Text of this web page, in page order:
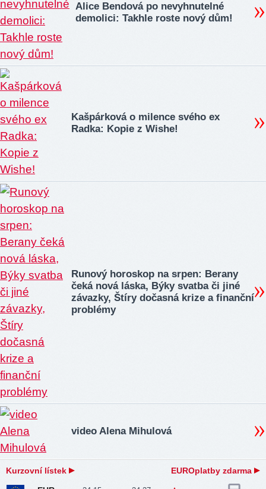
Alice Bendová po nevyhnutelné
demolici: Takhle roste nový dům!
Kašpárková o milence svého ex
Radka: Kopie z Wishe!
Runový horoskop na srpen: Berany
čeká nová láska, Býky svatba či jiné
závazky, Štíry dočasná krize a finanční
problémy
video Alena Mihulová
Kurzovní lístek EUROplatby zdarma